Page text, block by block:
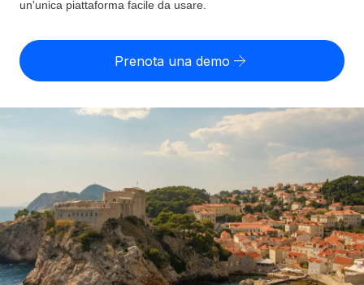
Contractor Management
Chiedi a un esperto
compliance globale
Trova i servizi di supporto all’impiego per ogni Paese
Confronta Remote
Scopri come ci confrontiamo con gli altri
DIVENTA NOSTRO PARTNER
Partner tecnologici strategici
Integra l'HR globale nella tua piattaforma in modo
CASE STUDIES
English
Nederlands
Deutsch
Español
Italiano
Login
un'unica piattaforma facile da usare.
Prenota una demo